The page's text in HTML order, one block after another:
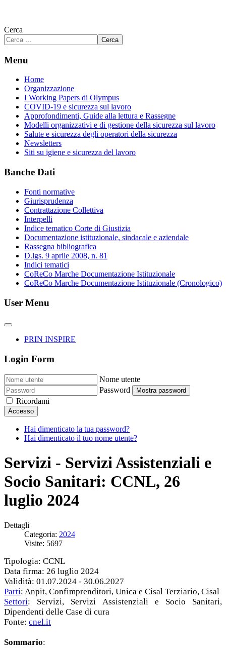
Cerca
Cerca
Menu
Home
Organizzazione
I Working Papers di Olympus
COVID-19 e sicurezza sul lavoro
Approfondimenti, Guide alla lettura e Rassegne
Modelli organizzativi e di gestione della sicurezza sul lavoro
Salute e sicurezza degli operatori della sicurezza
Newsletters
Siti su igiene e sicurezza del lavoro
Banche Dati
Fonti normative
Giurisprudenza
Contrattazione Collettiva
Interpelli
Indice tematico Corte di Giustizia
Documentazione istituzionale, sindacale e aziendale
Rassegna bibliografica
D.lgs. 9 aprile 2008, n. 81
Indici tematici
CoReCo Marche Documentazione Istituzionale
CoReCo Marche Documentazione Istituzionale (Cronologico)
User Menu
PRIN INSPIRE
Login Form
Nome utente
Password
Mostra password
Ricordami
Accesso
Hai dimenticato la tua password?
Hai dimenticato il tuo nome utente?
Servizi - Servizi Assistenziali e
Socio Sanitari: CCNL, 26
luglio 2024
Dettagli
Categoria: 2024
Visite: 5697
Tipologia: CCNL
Data firma: 26 luglio 2024
Validità: 01.07.2024 - 30.06.2027
Parti: Anpit, Confimprenditori, Unica e Cisal Terziario, Cisal
Settori: Servizi, Servizi Assistenziali e Socio Sanitari,
Dipendenti delle Case di cura
Fonte: cnel.it
Sommario: